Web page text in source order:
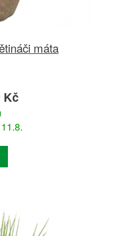
máta
Kč